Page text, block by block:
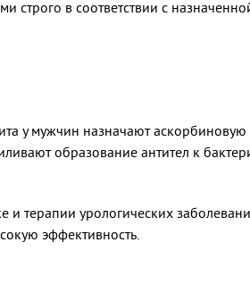
строго в соответствии с
у мужчин назначают
образование антител к
и терапии урологических
эффективность.